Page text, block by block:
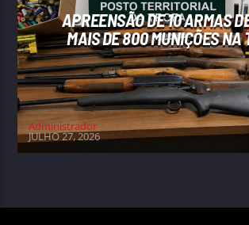
APREENSÃO DE 10 ARMAS
MAIS DE 800 MUNIÇÕES NA
Administrador
JULHO 27, 2026